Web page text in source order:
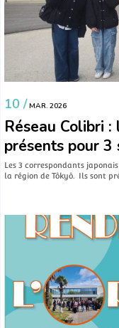
10 / MAR. 2026
Réseau Colibri
présents pour 3
Les 3 correspondants
la région de Tôkyô. Ils sont